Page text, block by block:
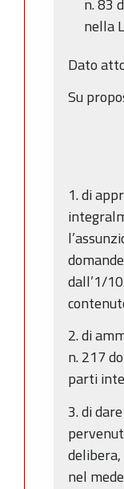
n. 83
nella
Dato
Su
1. di
dall’1/
2. di
n. 217
parti
3. di
nel